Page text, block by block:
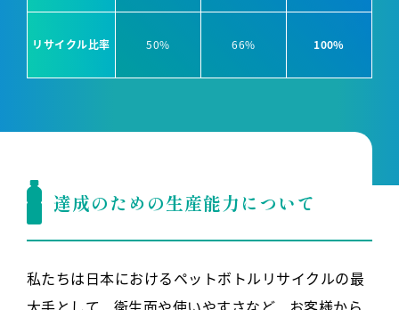
リサイクル比率 50% 66% 100%
達成のための生産能力について
私たちは日本におけるペットボトルリサイクルの最